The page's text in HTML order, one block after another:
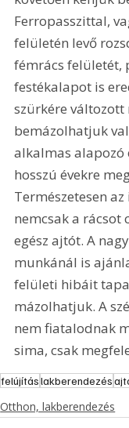
Ferropasszittal,
felületén levő
fémrács felületét,
festékalapot is
szürkére
bemázolhatjuk
alkalmas alapozó
hosszú évekre
Természetesen
nemcsak a rácsot
egész ajtót. A
munkánál is
felületi hibáit
mázolhatjuk. A
nem fiatalodnak
sima, csak
felújításlakberendezés
Otthon, lakberendezés